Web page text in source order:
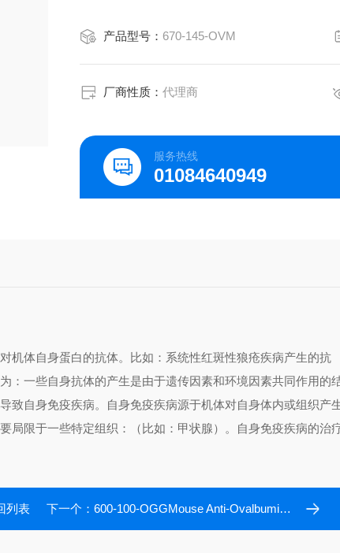
产品型号： 670-145-OVM
厂商性质：代理商
服务热线
01084640949
机体自身蛋白的抗体。比如：系统性红斑性狼疮疾病产生的抗
：一些自身抗体的产生是由于遗传因素和环境因素共同作用的
致自身免疫疾病。自身免疫疾病源于机体对自身体内或组织产
局限于一些特定组织：（比如：甲状腺）。自身免疫疾病的治
列表 下一个： 600-100-OGGMouse Anti-Ovalbumin (Gal d 2) Ig's (total (A+G+M) ELISA Kit